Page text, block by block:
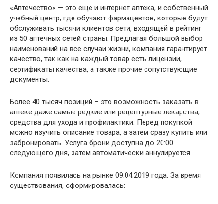
«Аптечество» — это еще и интернет аптека, и собственный
учебный центр, где обучают фармацевтов, которые будут
обслуживать тысячи клиентов сети, входящей в рейтинг
из 50 аптечных сетей страны. Предлагая большой выбор
наименований на все случаи жизни, компания гарантирует
качество, так как на каждый товар есть лицензии,
сертификаты качества, а также прочие сопутствующие
документы.
Более 40 тысяч позиций – это возможность заказать в
аптеке даже самые редкие или рецептурные лекарства,
средства для ухода и профилактики. Перед покупкой
можно изучить описание товара, а затем сразу купить или
забронировать. Услуга брони доступна до 20:00
следующего дня, затем автоматически аннулируется.
Компания появилась на рынке 09.04.2019 года. За время
существования, сформировалась: